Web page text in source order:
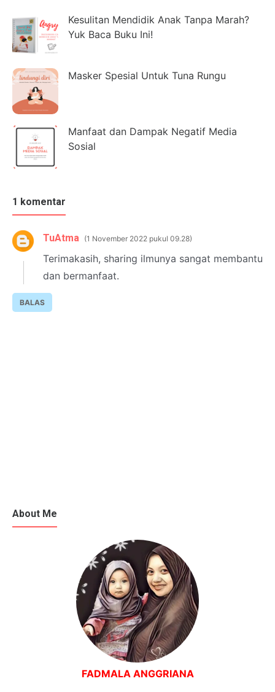
Kesulitan Mendidik Anak Tanpa Marah?
Yuk Baca Buku Ini!
Masker Spesial Untuk Tuna Rungu
Manfaat dan Dampak Negatif Media
Sosial
1 komentar
TuAtma 1 November 2022 pukul 09.28
Terimakasih, sharing ilmunya sangat membantu
dan bermanfaat.
BALAS
About Me
FADMALA ANGGRIANA